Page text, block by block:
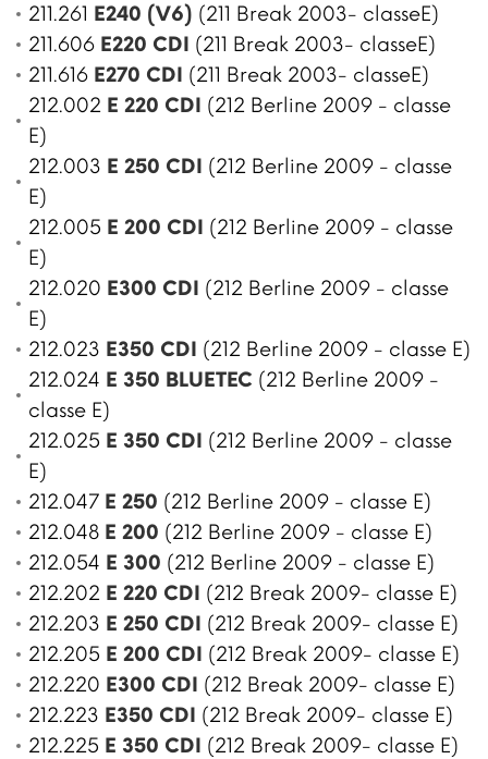
211.261 E240 (V6) (211 Break 2003- classeE)
211.606 E220 CDI (211 Break 2003- classeE)
211.616 E270 CDI (211 Break 2003- classeE)
212.002 E 220 CDI (212 Berline 2009 - classe
E)
212.003 E 250 CDI (212 Berline 2009 - classe
E)
212.005 E 200 CDI (212 Berline 2009 - classe
E)
212.020 E300 CDI (212 Berline 2009 - classe
E)
212.023 E350 CDI (212 Berline 2009 - classe E)
212.024 E 350 BLUETEC (212 Berline 2009 -
classe E)
212.025 E 350 CDI (212 Berline 2009 - classe
E)
212.047 E 250 (212 Berline 2009 - classe E)
212.048 E 200 (212 Berline 2009 - classe E)
212.054 E 300 (212 Berline 2009 - classe E)
212.202 E 220 CDI (212 Break 2009- classe E)
212.203 E 250 CDI (212 Break 2009- classe E)
212.205 E 200 CDI (212 Break 2009- classe E)
212.220 E300 CDI (212 Break 2009- classe E)
212.223 E350 CDI (212 Break 2009- classe E)
212.225 E 350 CDI (212 Break 2009- classe E)